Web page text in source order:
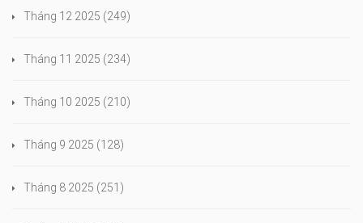
Tháng 12 2025 (249)
Tháng 11 2025 (234)
Tháng 10 2025 (210)
Tháng 9 2025 (128)
Tháng 8 2025 (251)